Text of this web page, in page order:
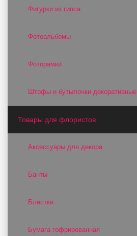
Фигурки из гипса
Фотоальбомы
Фоторамки
Штофы и бутылочки декоративные
Товары для флористов
Аксессуары для декора
Банты
Блестки
Бумага гофрированная